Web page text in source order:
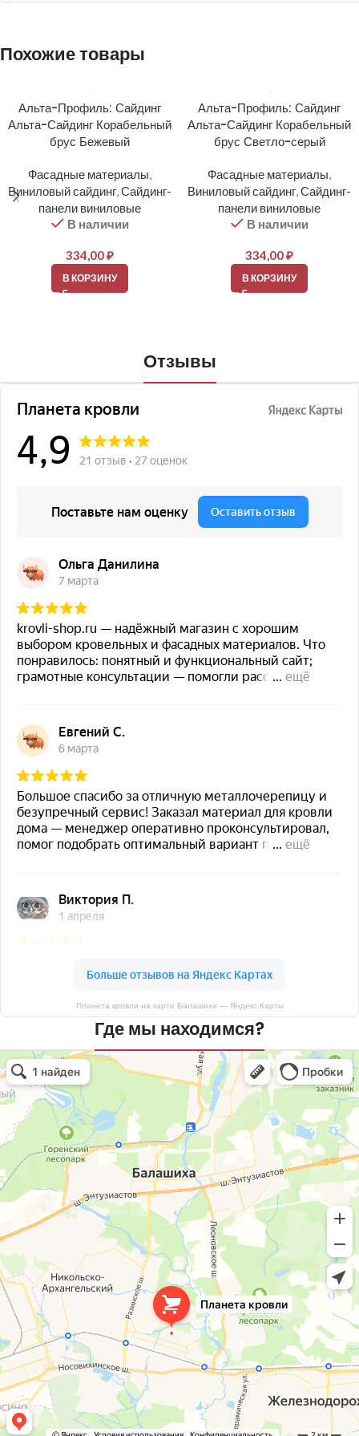
Похожие товары
Альта-Профиль: Сайдинг
Альта-Сайдинг Корабельный
брус Бежевый
Фасадные материалы
Виниловый сайдинг Сайдинг-
панели виниловые
В наличии
334,00₽
В КОРЗИНУ
Альта-Профиль: Сайдинг
Альта-Сайдинг Корабельный
брус Светло-серый
Фасадные материалы
Виниловый сайдинг Сайдинг-
панели виниловые
В наличии
334,00₽
В КОРЗИНУ
Отзывы
Планета кровли на карте Балашихи — Яндекс Карты
Где мы находимся?
Планета кровли
Кровля и кровельные материалы в Балашихе
Окна в Балашихе